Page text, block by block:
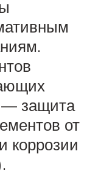
— защита
от
коррозии